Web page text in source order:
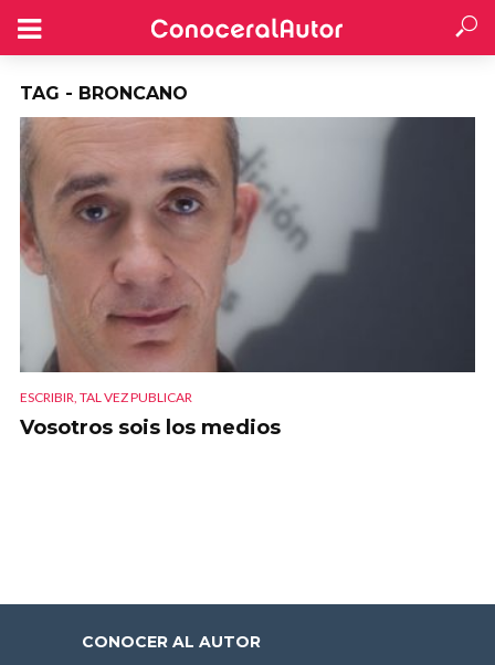
TAG - BRONCANO
ESCRIBIR, TAL VEZ PUBLICAR
Vosotros sois los medios
CONOCER AL AUTOR